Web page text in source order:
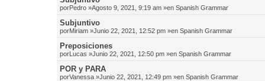
porPedro »Agosto 9, 2021, 9:19 am »en Spanish Grammar
Subjuntivo
porMiriam »Junio 22, 2021, 12:52 pm »en Spanish Grammar
Preposiciones
porLucas »Junio 22, 2021, 12:50 pm »en Spanish Grammar
POR y PARA
porVanessa »Junio 22, 2021, 12:49 pm »en Spanish Grammar